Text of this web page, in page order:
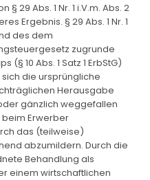
29 Abs. 1 Nr. 1 i.V.m. Abs. 2
Ergebnis. § 29 Abs. 1 Nr. 1
des dem
zugrunde
10 Abs. 1 Satz 1 ErbStG)
die ursprüngliche
Herausgabe
gänzlich weggefallen
beim Erwerber
das (teilweise)
abzumildern. Durch die
Behandlung als
einem wirtschaftlichen